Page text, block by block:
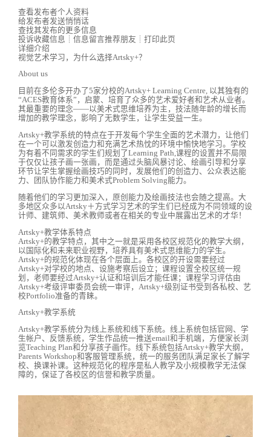
查看发布者个人资料
给发布者发送悄悄话
查找其发布的更多信息
投诉收藏信息┊信息留言推荐朋友┊打印此页
详细介绍
视觉艺术学习，为什么选择Artsky+？
About us
目前在多伦多开办了5家分校的Artsky+ Learning Centre, 以其独有的
“ACES教育体系”，启蒙、培育了众多的艺术爱好者和艺术从业者。
其最重要的理念——以美术式思维培养为主，技法随年龄的增长而
增加的教学理念，影响了无数学生，让学生受益一生。
Artsky+教学系统的特点在于开发每个学生全面的艺术潜力，让他们
在一个可以激发创造力和充满艺术热忱的环境中愉快地学习。学校
为有着不同需求的学生们规划了Learning Path,课程的设置并不局限
于仅仅让孩子画一张画，而是通过头脑风暴讨论、绘画引导和分享
环节让学生掌握绘画技巧的同时，发展他们的创造力、公众表达能
力、团队协作能力和美术式Problem Solving能力。
随着他们的学习更加深入，原创能力及绘画技法也会随之提高。大
多地区众多以Artsky＋方式学习艺术的学生们已经成为不同领域的设
计师、建筑师、美术教师或者在相关的专业中展露出艺术的才华！
Artsky+教学体系特点
Artsky+的教学特点，其中之一就是采用各校区规范化的教学大纲，
以国际化和未来职业视野，培养具有美术式思维能力的学生。
Artsky+的规范化体现在各个层面上。各校区的开设需要经过
Artsky+对学校的地点、设施考察后设立；课程设置全校区统一规
划，老师要经过Artsky+认证和培训后才能任课；课程学习评估由
Artsky+考级评审委员会统一审评，Artsky+级别证书受到各私校、艺
校Portfolio准备的青睐。
Artsky+教学系统
Artsky+教学系统分为线上系统和线下系统。线上系统包括官网、学
生帐户、反馈系统，学生作品统一推送email和手机端，方便家长浏
览Teaching Plan和分享孩子画作。线下系统包括Artsky+教学大纲，
Parents Workshop和客服管理系统，统一的服务团队满足家长了解学
校、换课补课。这种规范化的程序是私人教学及小规模教学无法保
障的，保证了各校区的信誉和教学质量。